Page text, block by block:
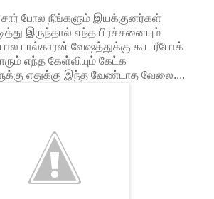
போல நீங்களும் இயக்குனர்கள்
இருந்தால் எந்த பிரச்சனையும்
பால்காரன் வேஷத்துக்கு கூட ரீபோக்
எந்த கேள்வியும் கேட்க
எதுக்கு இந்த வேண்டாத வேலை....